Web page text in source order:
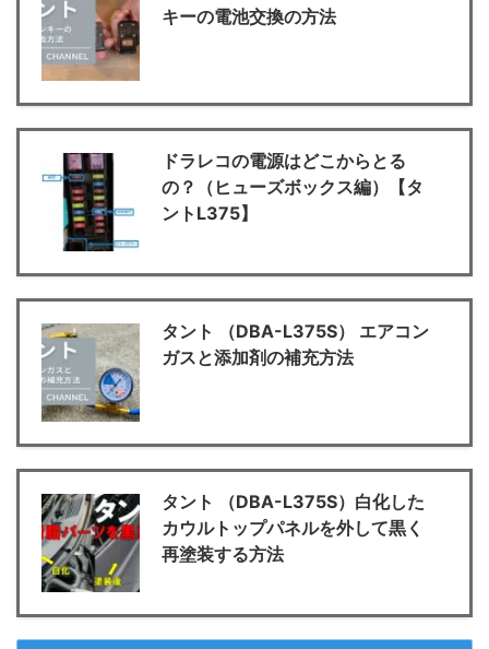
キーの電池交換の方法
ドラレコの電源はどこからとる
の？（ヒューズボックス編）【タ
ントL375】
タント （DBA-L375S） エアコン
ガスと添加剤の補充方法
タント （DBA-L375S）白化した
カウルトップパネルを外して黒く
再塗装する方法